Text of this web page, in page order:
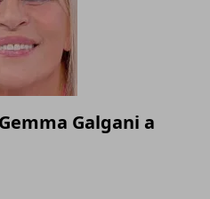
Galgani a